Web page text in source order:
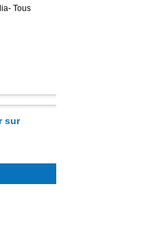
Tous
sur